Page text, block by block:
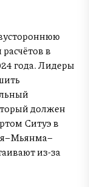
в
года. Лидеры
должен
Ситуэ в
из-за